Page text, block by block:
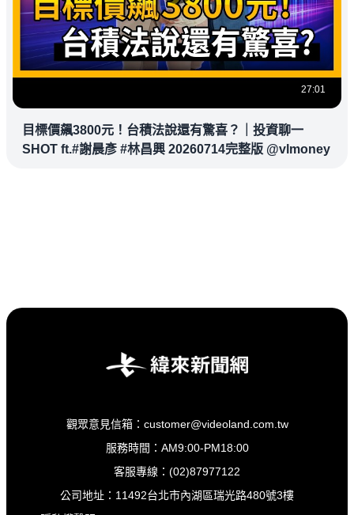
27:01
目標價飆3800元！台積法說還有驚喜？｜投資聊一
SHOT ft.#謝晨彥 #林昌興 20260714完整版 @vlmoney
觀眾意見信箱：customer@videoland.com.tw
服務時間：AM9:00-PM18:00
客服專線：(02)87977122
公司地址：11492台北市內湖區瑞光路480號3樓